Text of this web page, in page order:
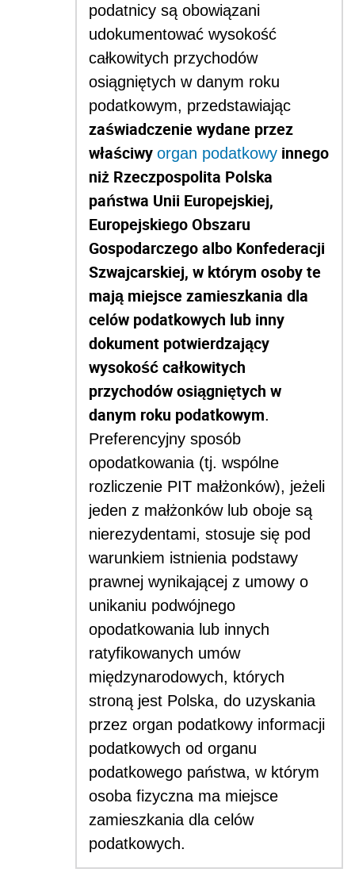
podatnicy są obowiązani
udokumentować wysokość
całkowitych przychodów
osiągniętych w danym roku
podatkowym, przedstawiając
zaświadczenie wydane przez
właściwy organ podatkowy innego
niż Rzeczpospolita Polska
państwa Unii Europejskiej,
Europejskiego Obszaru
Gospodarczego albo Konfederacji
Szwajcarskiej, w którym osoby te
mają miejsce zamieszkania dla
celów podatkowych lub inny
dokument potwierdzający
wysokość całkowitych
przychodów osiągniętych w
danym roku podatkowym.
Preferencyjny sposób
opodatkowania (tj. wspólne
rozliczenie PIT małżonków), jeżeli
jeden z małżonków lub oboje są
nierezydentami, stosuje się pod
warunkiem istnienia podstawy
prawnej wynikającej z umowy o
unikaniu podwójnego
opodatkowania lub innych
ratyfikowanych umów
międzynarodowych, których
stroną jest Polska, do uzyskania
przez organ podatkowy informacji
podatkowych od organu
podatkowego państwa, w którym
osoba fizyczna ma miejsce
zamieszkania dla celów
podatkowych.